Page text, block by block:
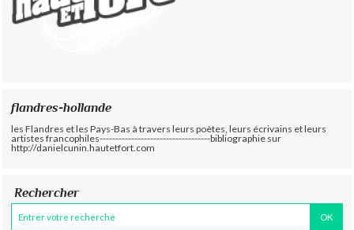
flandres-hollande
les Flandres et les Pays-Bas à travers leurs poètes, leurs écrivains et leurs
artistes francophiles-----------------------------------bibliographie sur
http://danielcunin.hautetfort.com
Rechercher